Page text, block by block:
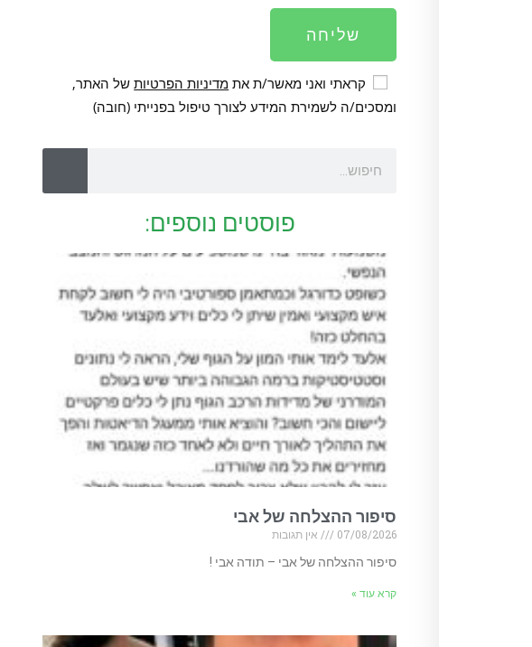
שליחה
קראתי ואני מאשר/ת את מדיניות הפרטיותשל האתר,
ומסכים/ה לשמירת המידע לצורך טיפול בפנייתי (חובה)
פוסטים נוספים:
סיפור ההצלחה של אבי
07/08/2026
אין תגובות
סיפור ההצלחה של אבי – תודה אבי !
קרא עוד »